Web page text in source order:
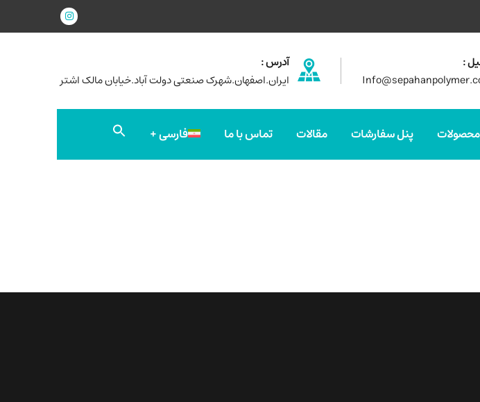
:
آدرس :
ایران.اصفهان.شهرک صنعتی دولت آباد.خیابان مالک اشتر
محصولات پنل سفارشات مقالات تماس با ما فارسی جستجو
برای: